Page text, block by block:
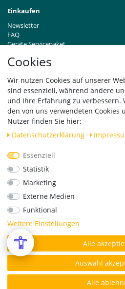
Cookies
Wir nutzen Cookies auf unserer
sind essenziell, während andere
und Ihre Erfahrung zu verbessern.
den von uns verwendeten Cookies
Nutzer finden Sie hier:
Daten­schutz­erklärung
Essenziell
Statistik
Marketing
Externe Medien
Funktional
Weitere Einstellungen
Alle
Auswahl
Alle
Einkaufen
Newsletter
FAQ
Geräte Servicepaket
Händleranfragen B2B
Widerrufsrecht
Vertrag widerrufen
Versand
Geprüfte Sicherheit
*Alle Preise verstehen sich inkl.
© Copyright 2026 | Alle